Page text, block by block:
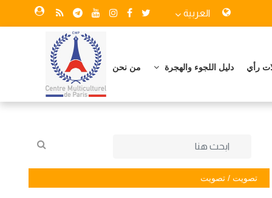
العربية
رأي دليل اللجوء والهجرة من نحن
تصويت / تصويت